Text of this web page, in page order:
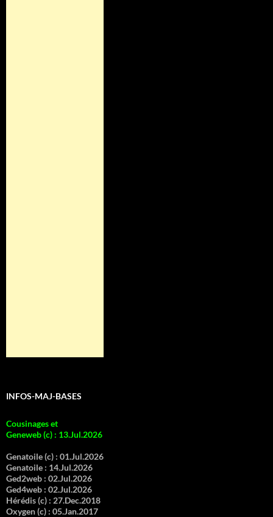
INFOS-MAJ-BASES
Cousinages et
Geneweb (c) : 13.Jul.2026
Genatoile (c) : 01.Jul.2026
Genatoile : 14.Jul.2026
Ged2web : 02.Jul.2026
Ged4web : 02.Jul.2026
Hérédis (c) : 27.Dec.2018
Oxygen (c) : 05.Jan.2017